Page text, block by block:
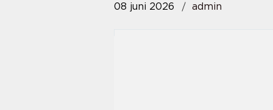
08 juni 2026 admin